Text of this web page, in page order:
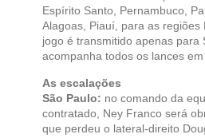
Espírito Santo, Pernambuco,
Alagoas, Piauí, para as
jogo é transmitido apenas para
acompanha todos os lances
As escalações
São Paulo: no comando da
contratado, Ney Franco será
que perdeu o lateral-direito